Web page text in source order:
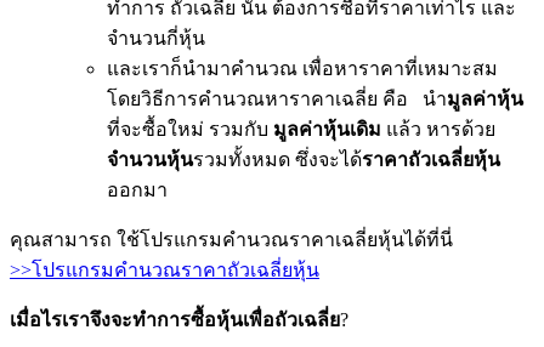
ทำการ ถัวเฉลี่ย นั้น ต้องการซื้อที่ราคาเท่าไร และ
จำนวนกี่หุ้น
และเราก็นำมาคำนวณ เพื่อหาราคาที่เหมาะสม
โดยวิธีการคำนวณหาราคาเฉลี่ย คือ นำมูลค่าหุ้น
ที่จะซื้อใหม่ รวมกับ มูลค่าหุ้นเดิม แล้ว หารด้วย
จำนวนหุ้นรวมทั้งหมด ซึ่งจะได้ราคาถัวเฉลี่ยหุ้น
ออกมา
คุณสามารถ ใช้โปรแกรมคำนวณราคาเฉลี่ยหุ้นได้ที่นี่
>>โปรแกรมคำนวณราคาถัวเฉลี่ยหุ้น
เมื่อไรเราจึงจะทำการซื้อหุ้นเพื่อถัวเฉลี่ย?